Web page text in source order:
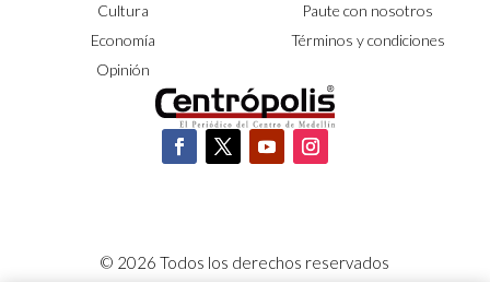
Cultura
Economía
Opinión
Paute con nosotros
Términos y condiciones
© 2026 Todos los derechos reservados